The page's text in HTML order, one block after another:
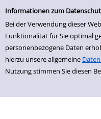
Erweiterte Suche
Informationen zum
Bei der Verwendung dieser
Funktionalität für Sie optimal
personenbezogene Daten
hierzu unsere allgemeine
Nutzung stimmen Sie diesen
zur Navigation springen
zum Inhalt springen
Zur erweiterten Suche springen